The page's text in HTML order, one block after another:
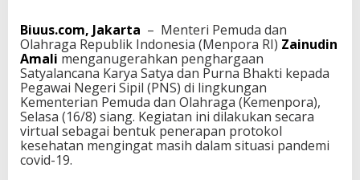
t
y
a
a
n
c
a
n
Biuus.com, Jakarta – Menteri Pemuda dan
Olahraga Republik Indonesia (Menpora RI) Zainudin
Amali menganugerahkan penghargaan
Satyalancana Karya Satya dan Purna Bhakti kepada
Pegawai Negeri Sipil (PNS) di lingkungan
Kementerian Pemuda dan Olahraga (Kemenpora),
Selasa (16/8) siang. Kegiatan ini dilakukan secara
virtual sebagai bentuk penerapan protokol
kesehatan mengingat masih dalam situasi pandemi
covid-19.